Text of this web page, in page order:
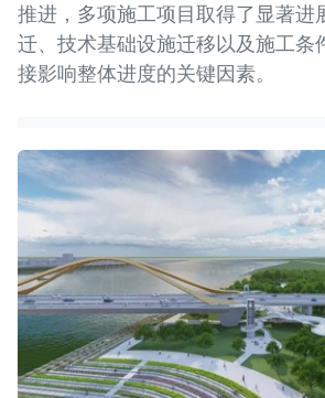
推进，多项施工项目取得了显著进
迁、技术基础设施迁移以及施工条
接影响整体进度的关键因素。